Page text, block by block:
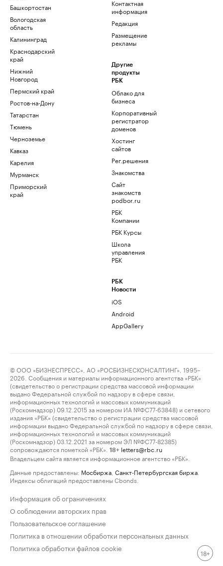
Башкортостан
Вологодская
область
Калининград
Краснодарский
край
Нижний
Новгород
Пермский край
Ростов-на-Дону
Татарстан
Тюмень
Черноземье
Кавказ
Карелия
Мурманск
Приморский
край
Контактная
информация
Редакция
Размещение
рекламы
Другие
продукты
РБК
Облако для
бизнеса
Корпоративный
регистратор
доменов
Хостинг
сайтов
Рег.решения
Знакомства
Сайт
знакомств
podbor.ru
РБК
Компании
РБК Курсы
Школа
управления
РБК
РБК
Новости
iOS
Android
AppGallery
© ООО «БИЗНЕСПРЕСС», АО «РОСБИЗНЕСКОНСАЛТИНГ», 1995–
2026. Сообщения и материалы информационного агентства «РБК»
(свидетельство о регистрации средства массовой информации
выдано Федеральной службой по надзору в сфере связи,
информационных технологий и массовых коммуникаций
(Роскомнадзор) 09.12.2015 за номером ИА №ФС77-63848) и сетевого
издания «РБК» (свидетельство о регистрации средства массовой
информации выдано Федеральной службой по надзору в сфере связи,
информационных технологий и массовых коммуникаций
(Роскомнадзор) 03.12.2021 за номером ЭЛ №ФС77-82385)
сопровождаются пометкой «РБК».
18+ letters@rbc.ru
Владельцем сайта является информационное агентство «РБК».
Данные предоставлены: Мосбиржа Санкт-Петербургская биржа
Индексы облигаций предоставлены Cbonds.
Информация об ограничениях
О соблюдении авторских прав
Пользовательское соглашение
Политика в отношении обработки персональных данных
Политика обработки файлов cookie
18+